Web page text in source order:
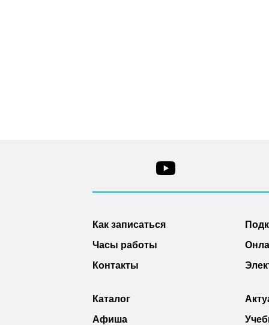
Как записаться
Часы работы
Контакты
Каталог
Афиша